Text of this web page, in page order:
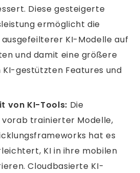
Diese gesteigerte
ermöglicht die
KI-Modelle auf
und damit eine größere
gestützten Features und
von KI-Tools: Die
trainierter Modelle,
hat es
KI in ihre mobilen
Cloudbasierte KI-